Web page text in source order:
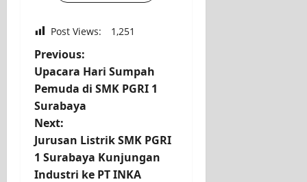
Post Views: 1,251
P
o
s
t
n
Previous:
Upacara Hari Sumpah
Pemuda di SMK PGRI 1
Surabaya
Next:
Jurusan Listrik SMK PGRI
1 Surabaya Kunjungan
Industri ke PT INKA